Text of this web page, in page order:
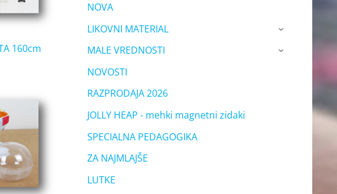
NOVA
LIKOVNI MATERIAL
›
MALE VREDNOSTI ›
NOVOSTI
RAZPRODAJA 2026
JOLLY HEAP - mehki magnetni zidaki
SPECIALNA PEDAGOGIKA
ZA NAJMLAJŠE
LUTKE
160cm